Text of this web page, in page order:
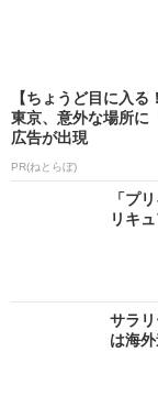
【ちょうど目に入る
東京、意外な場所に
広告が出現
PR(ねとらぼ)
「プ
リキ
サラ
は海